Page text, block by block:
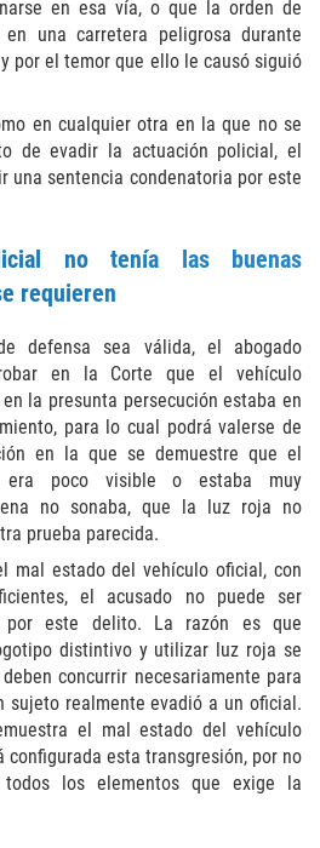
y Solicitación
Administrativa del DMV
Ofensa de DUI
Lesiones
Menores de Edad
Pasajeros Menores de 14
de DUI en el Estado de
Ofensa de DUI
Ofensa de DUI
en esa vía, o que la orden de
una carretera peligrosa durante
por el temor que ello le causó siguió
en cualquier otra en la que no se
de evadir la actuación policial, el
una sentencia condenatoria por este
no tenía las buenas
requieren
defensa sea válida, el abogado
en la Corte que el vehículo
la presunta persecución estaba en
para lo cual podrá valerse de
en la que se demuestre que el
era poco visible o estaba muy
no sonaba, que la luz roja no
prueba parecida.
mal estado del vehículo oficial, con
el acusado no puede ser
por este delito. La razón es que
distintivo y utilizar luz roja se
concurrir necesariamente para
sujeto realmente evadió a un oficial.
el mal estado del vehículo
configurada esta transgresión, por no
todos los elementos que exige la